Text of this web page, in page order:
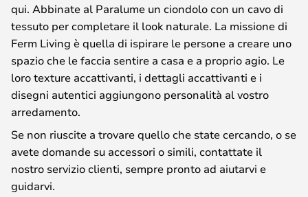
qui. Abbinate al Paralume un ciondolo con un cavo di
tessuto per completare il look naturale. La missione di
Ferm Living è quella di ispirare le persone a creare uno
spazio che le faccia sentire a casa e a proprio agio. Le
loro texture accattivanti, i dettagli accattivanti e i
disegni autentici aggiungono personalità al vostro
arredamento.
Se non riuscite a trovare quello che state cercando, o se
avete domande su accessori o simili, contattate il
nostro servizio clienti, sempre pronto ad aiutarvi e
guidarvi.